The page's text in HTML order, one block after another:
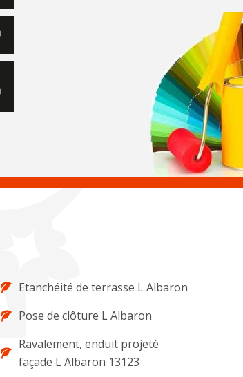
Etanchéité de terrasse L Albaron
Pose de clôture L Albaron
Ravalement, enduit projeté
façade L Albaron 13123